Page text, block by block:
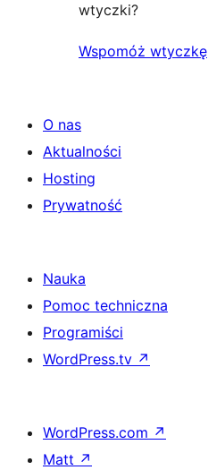
wtyczki?
Wspomóż wtyczkę
O nas
Aktualności
Hosting
Prywatność
Nauka
Pomoc techniczna
Programiści
WordPress.tv ↗
WordPress.com ↗
Matt ↗